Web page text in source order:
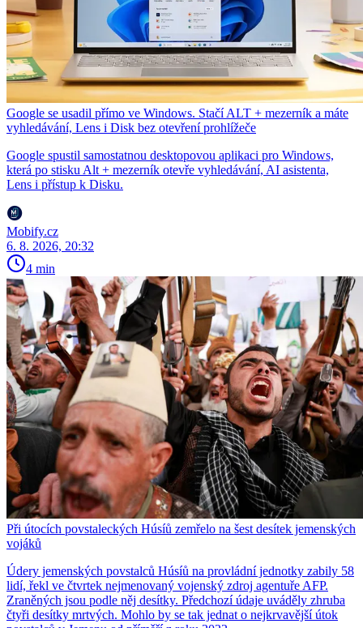
Google se usadil přímo ve Windows. Stačí ALT + mezerník a máte
vyhledávání, Lens i Disk bez otevření prohlížeče
Google spustil samostatnou desktopovou aplikaci pro Windows,
která po stisku Alt + mezerník otevře vyhledávání, AI asistenta,
Lens i přístup k Disku.
Mobify.cz
6. 8. 2026, 20:32
4 min
Při útocích povstaleckých Húsíů zemřelo na šest desítek jemenských
vojáků
Údery jemenských povstalců Húsíů na provládní jednotky zabily 58
lidí, řekl ve čtvrtek nejmenovaný vojenský zdroj agentuře AFP.
Zraněných jsou podle něj desítky. Předchozí údaje uváděly zhruba
čtyři desítky mrtvých. Mohlo by se tak jednat o nejkrvavější útok